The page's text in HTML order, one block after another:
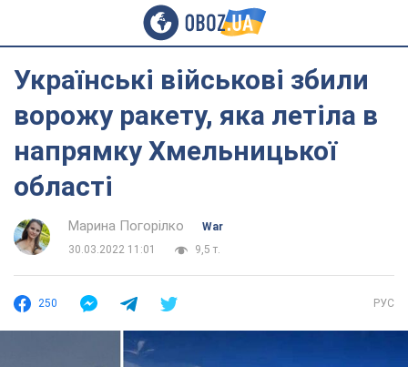
Українські військові збили
ворожу ракету, яка летіла в
напрямку Хмельницької
області
Марина Погорілко
War
30.03.2022 11:01
9,5 т.
250 РУС